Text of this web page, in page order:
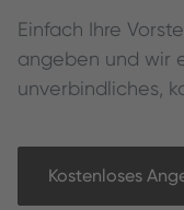
Ein­fach Ihre
angeben und wir
unverbindliches,
Kostenloses